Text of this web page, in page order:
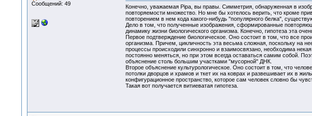
Сообщений: 49
Конечно, уважаемая Pipa, вы правы. Симметрия, обнаруженная в
повторяемости множество. Но мне бы хотелось верить, что кроме
повторением в нем кода какого-нибудь "популярного белка",
Дело в том, что полученные изображения, сформированные
динамику жизни биологического организма. Конечно, гипотеза эта
Первое подтверждение биологическое. Оно состоит в том, что все
организма. Причем, цикличность эта весьма сложная, поскольку на
процессы происходили синхронно и взаимосвязано, необходима
постоянно меняться, но при этом всегда оставаться самим собой.
объяснение столь большим участками "мусорной" ДНК.
Второе объяснение культурологическое. Оно состоит в том, что
потолки дворцов и храмов и ткет их на коврах и развешивает их в
конфигурационное пространство, которое сам человек словно бы
Такая вот получается витиеватая гипотеза.